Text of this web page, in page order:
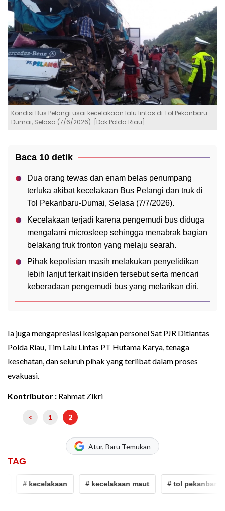
Kondisi Bus Pelangi usai kecelakaan lalu lintas di Tol Pekanbaru-
Dumai, Selasa (7/6/2026). [Dok Polda Riau]
Baca 10 detik
Dua orang tewas dan enam belas penumpang
terluka akibat kecelakaan Bus Pelangi dan truk di
Tol Pekanbaru-Dumai, Selasa (7/7/2026).
Kecelakaan terjadi karena pengemudi bus diduga
mengalami microsleep sehingga menabrak bagian
belakang truk tronton yang melaju searah.
Pihak kepolisian masih melakukan penyelidikan
lebih lanjut terkait insiden tersebut serta mencari
keberadaan pengemudi bus yang melarikan diri.
Ia juga mengapresiasi kesigapan personel Sat PJR Ditlantas
Polda Riau, Tim Lalu Lintas PT Hutama Karya, tenaga
kesehatan, dan seluruh pihak yang terlibat dalam proses
evakuasi.
Kontributor : Rahmat Zikri
< 1 2
Atur, Baru Temukan
TAG
# kecelakaan # kecelakaan maut # tol pekanbaru